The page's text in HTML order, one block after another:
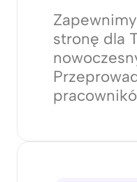
makiety
i